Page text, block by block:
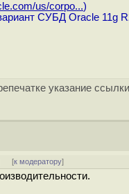
us/corpo...)
СУБД Oracle 11g
указание
[к модератору]